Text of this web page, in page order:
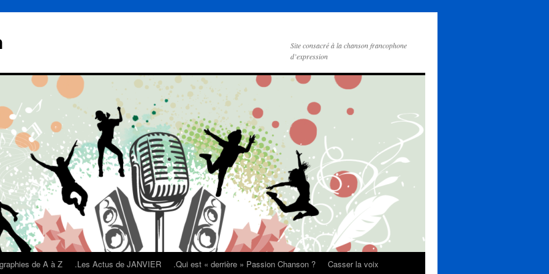
Site consacré à la chanson francophone
d’expression
de A à Z .Les Actus de JANVIER .Qui est « derrière » Passion Chanson ?
Casser la voix